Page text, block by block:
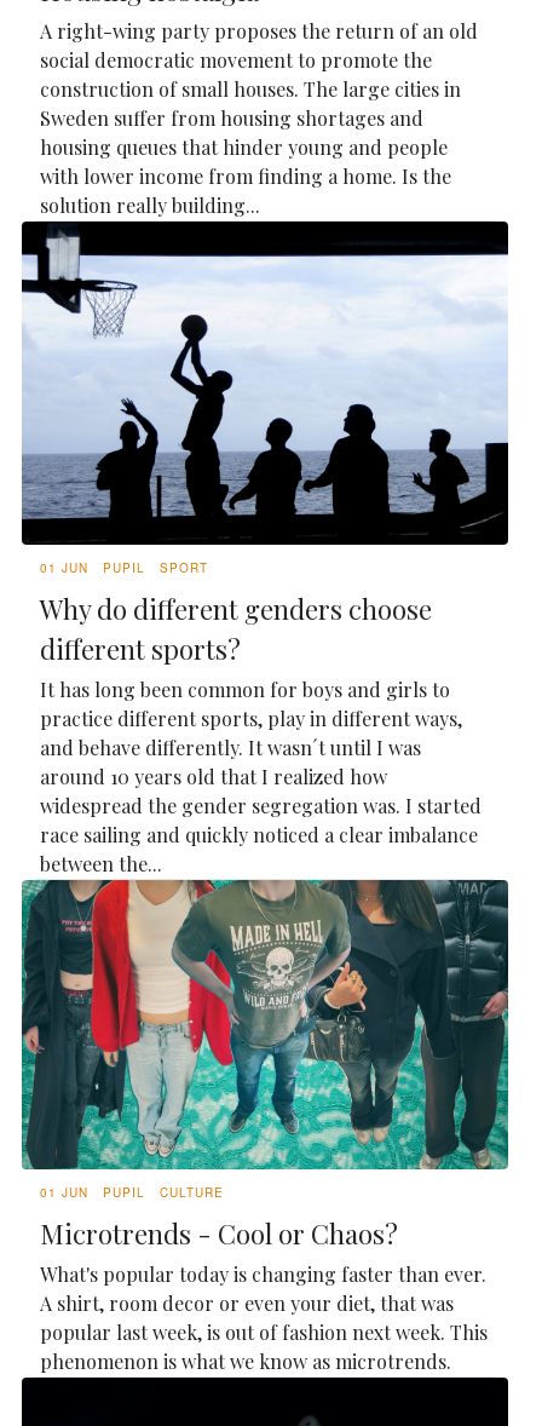
A right-wing party proposes the return of an old
social democratic movement to promote the
construction of small houses. The large cities in
Sweden suffer from housing shortages and
housing queues that hinder young and people
with lower income from finding a home. Is the
solution really building...
01 JUN PUPIL SPORT
Why do different genders choose
different sports?
It has long been common for boys and girls to
practice different sports, play in different ways,
and behave differently. It wasn´t until I was
around 10 years old that I realized how
widespread the gender segregation was. I started
race sailing and quickly noticed a clear imbalance
between the...
01 JUN PUPIL CULTURE
Microtrends - Cool or Chaos?
What's popular today is changing faster than ever.
A shirt, room decor or even your diet, that was
popular last week, is out of fashion next week. This
phenomenon is what we know as microtrends.